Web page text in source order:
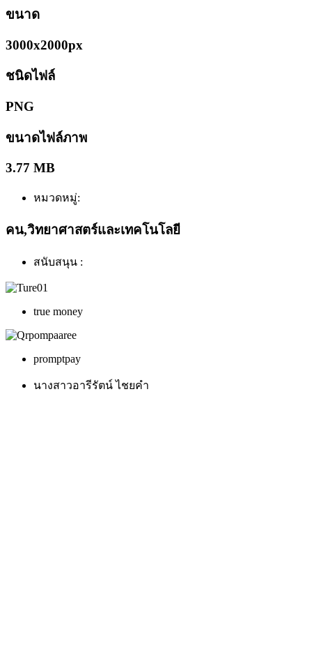
ขนาด
3000x2000px
ชนิดไฟล์
PNG
ขนาดไฟล์ภาพ
3.77 MB
หมวดหมู่:
คน,วิทยาศาสตร์และเทคโนโลยี
สนับสนุน :
true money
promptpay
นางสาวอารีรัตน์ ไชยคำ